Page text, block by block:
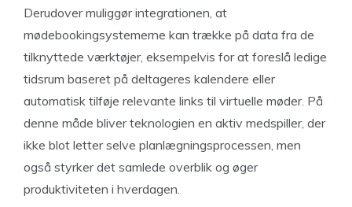
Derudover muliggør integrationen, at
mødebookingsystemerne kan trække på data fra de
tilknyttede værktøjer, eksempelvis for at foreslå ledige
tidsrum baseret på deltageres kalendere eller
automatisk tilføje relevante links til virtuelle møder. På
denne måde bliver teknologien en aktiv medspiller, der
ikke blot letter selve planlægningsprocessen, men
også styrker det samlede overblik og øger
produktiviteten i hverdagen.